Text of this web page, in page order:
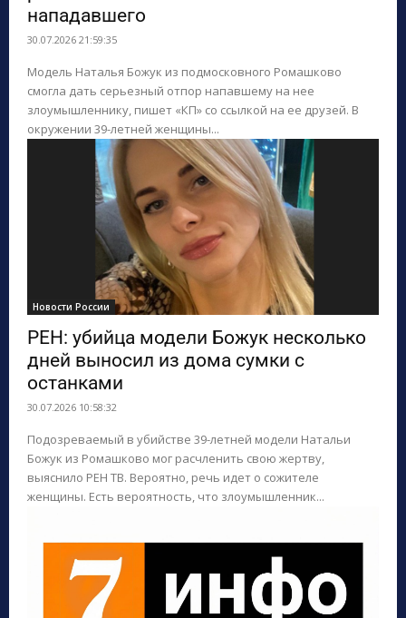
нападавшего
30.07.2026 21:59:35
Модель Наталья Божук из подмосковного Ромашково
смогла дать серьезный отпор напавшему на нее
злоумышленнику, пишет «КП» со ссылкой на ее друзей. В
окружении 39-летней женщины...
Новости России
РЕН: убийца модели Божук несколько
дней выносил из дома сумки с
останками
30.07.2026 10:58:32
Подозреваемый в убийстве 39-летней модели Натальи
Божук из Ромашково мог расчленить свою жертву,
выяснило РЕН ТВ. Вероятно, речь идет о сожителе
женщины. Есть вероятность, что злоумышленник...